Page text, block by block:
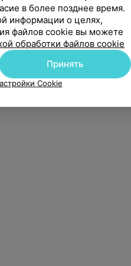
в
в более позднее время.
информации о целях,
файлов cookie вы можете
обработки файлов cookie
Принять
Cookie